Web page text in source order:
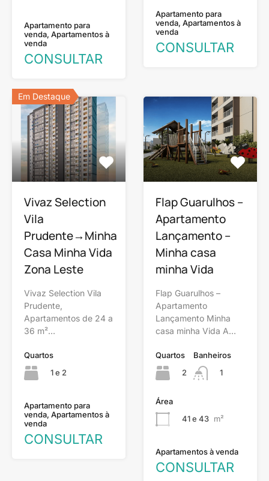
Apartamento para
venda, Apartamentos à
venda
CONSULTAR
Apartamento para
venda, Apartamentos à
venda
CONSULTAR
Em Destaque
Vivaz Selection
Vila
Prudente→Minha
Casa Minha Vida
Zona Leste
Vivaz Selection Vila
Prudente,
Apartamentos de 24 a
36 m²…
Quartos
1 e 2
Apartamento para
venda, Apartamentos à
venda
CONSULTAR
Flap Guarulhos –
Apartamento
Lançamento –
Minha casa
minha Vida
Flap Guarulhos –
Apartamento
Lançamento Minha
casa minha Vida A…
Quartos
2
Banheiros
1
Área
41 e 43 m²
Apartamentos à venda
CONSULTAR